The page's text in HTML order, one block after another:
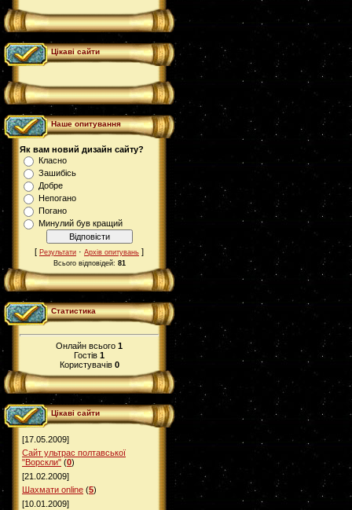
Цікаві сайти
Наше опитування
Як вам новий дизайн сайту?
Класно
Зашибісь
Добре
Непогано
Погано
Минулий був кращий
[ Результати · Архів опитувань ]
Всього відповідей: 81
Статистика
Онлайн всього 1
Гостів 1
Користувачів 0
Цікаві сайти
[17.05.2009]
Сайт ультрас полтавської
"Ворскли" (0)
[21.02.2009]
Шахмати online (5)
[10.01.2009]